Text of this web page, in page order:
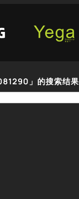
」的搜索结果